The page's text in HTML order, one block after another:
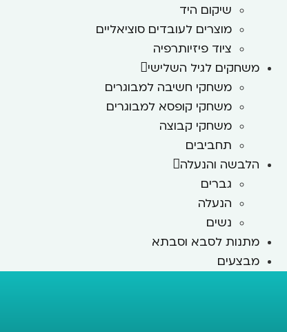
שיקום היד
מוצרים לעובדים סוציאליים
ציוד פיזיותרפיה
משחקים לגיל השלישי
משחקי חשיבה למבוגרים
משחקי קופסא למבוגרים
משחקי קבוצה
תחביבים
הלבשה והנעלה
גברים
הנעלה
נשים
מתנות לסבא וסבתא
מבצעים